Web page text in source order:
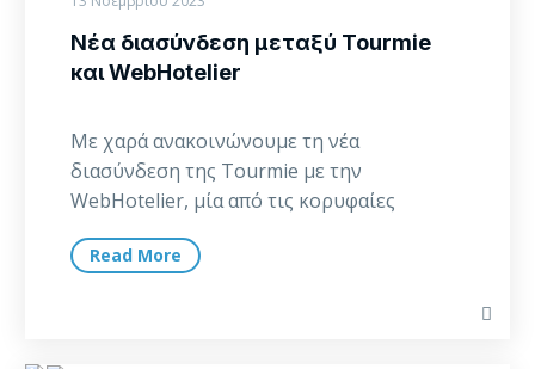
Νέα διασύνδεση μεταξύ Tourmie
και WebHotelier
Με χαρά ανακοινώνουμε τη νέα
διασύνδεση της Tourmie με την
WebHotelier, μία από τις κορυφαίες
παγκοσμίως….
Read More